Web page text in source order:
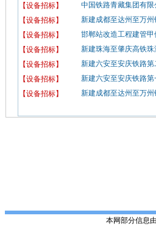
【设备招标】
中国铁路青藏集团有
【设备招标】
新建成都至达州至万
【设备招标】
邯郸站改造工程建管
【设备招标】
新建珠海至肇庆高铁珠
【设备招标】
新建六安至安庆铁路
【设备招标】
新建六安至安庆铁路
【设备招标】
新建成都至达州至万
本网部分信息